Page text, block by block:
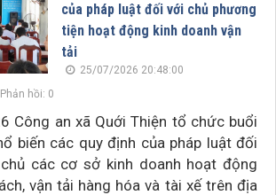
của pháp luật đối với chủ phương
tiện hoạt động kinh doanh vận
tải
25/07/2026 20:48:00
Phản hồi: 0
Công an xã Quới Thiện tổ chức buổi
biến các quy định của pháp luật đối
các cơ sở kinh doanh hoạt động
vận tải hàng hóa và tài xế trên địa